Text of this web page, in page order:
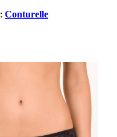
Conturelle